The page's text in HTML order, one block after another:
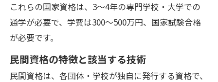
これらの国家資格は、3〜4年の専門学校・大学での
通学が必要で、学費は300〜500万円、国家試験合格
が必要です。
民間資格の特徴と該当する技術
民間資格は、各団体・学校が独自に発行する資格で、